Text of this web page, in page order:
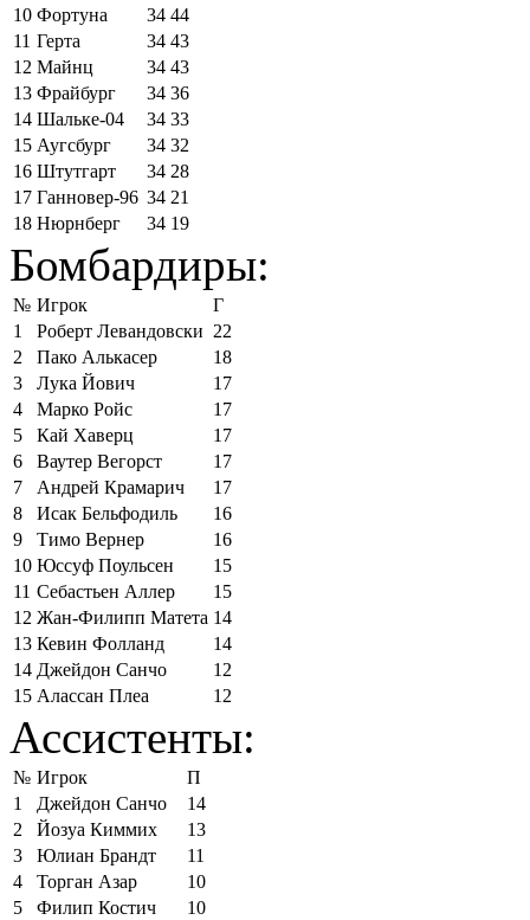
10 Фортуна 34 44
11 Герта 34 43
12 Майнц 34 43
13 Фрайбург 34 36
14 Шальке-04 34 33
15 Аугсбург 34 32
16 Штутгарт 34 28
17 Ганновер-96 34 21
18 Нюрнберг 34 19
Бомбардиры:
№ Игрок
Г
1
Роберт Левандовски 22
2
Пако Алькасер
18
3
Лука Йович
17
4
Марко Ройс
17
5
Кай Хаверц
17
6
Ваутер Вегорст
17
7
Андрей Крамарич
17
8
Исак Бельфодиль
16
9
Тимо Вернер
16
10 Юссуф Поульсен
15
11 Себастьен Аллер
15
12 Жан-Филипп Матета 14
13 Кевин Фолланд
14
14 Джейдон Санчо
12
15 Алассан Плеа 12
Ассистенты:
№ Игрок
П
1
Джейдон Санчо
14
2
Йозуа Киммих
13
3
Юлиан Брандт
11
4
Торган Азар
10
5
Филип Костич
10